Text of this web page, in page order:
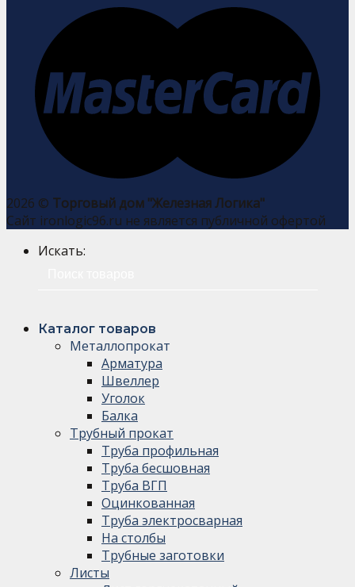
2026 © Торговый дом "Железная Логика"
Сайт ironlogic96.ru не является публичной офертой
Искать:
Каталог товаров
Металлопрокат
Арматура
Швеллер
Уголок
Балка
Трубный прокат
Труба профильная
Труба бесшовная
Труба ВГП
Оцинкованная
Труба электросварная
На столбы
Трубные заготовки
Листы